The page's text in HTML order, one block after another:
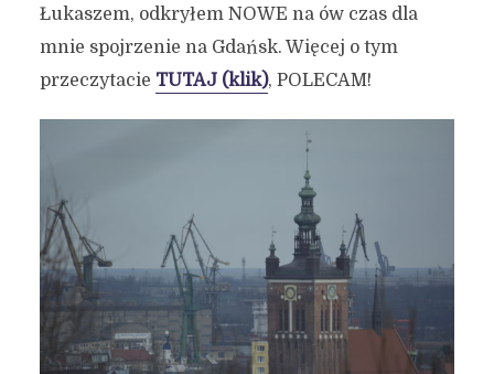
Łukaszem, odkryłem NOWE na ów czas dla
mnie spojrzenie na Gdańsk. Więcej o tym
przeczytacie TUTAJ (klik), POLECAM!